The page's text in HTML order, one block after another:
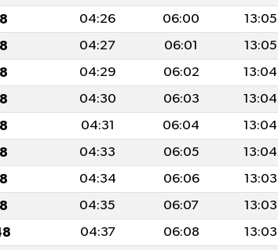
04:26 06:00 13:05
04:27 06:01 13:05
04:29 06:02 13:04
04:30 06:03 13:04
04:31 06:04 13:04
04:33 06:05 13:04
04:34 06:06 13:03
04:35 06:07 13:03
04:37 06:08 13:03